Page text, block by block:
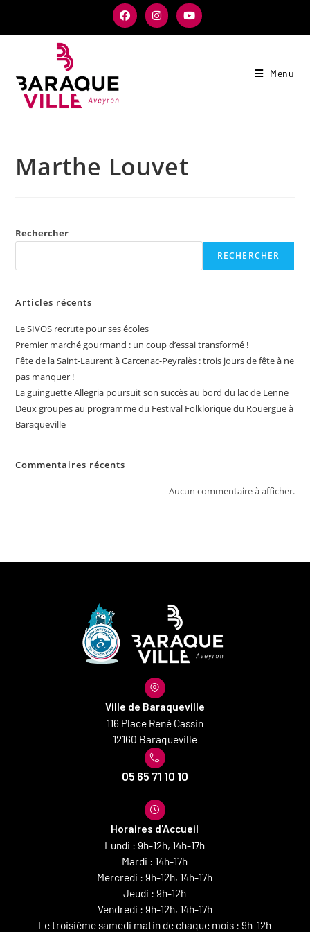
Menu
Marthe Louvet
Rechercher
RECHERCHER
Articles récents
Le SIVOS recrute pour ses écoles
Premier marché gourmand : un coup d’essai transformé !
Fête de la Saint-Laurent à Carcenac-Peyralès : trois jours de fête à ne
pas manquer !
La guinguette Allegria poursuit son succès au bord du lac de Lenne
Deux groupes au programme du Festival Folklorique du Rouergue à
Baraqueville
Commentaires récents
Aucun commentaire à afficher.
Ville de Baraqueville
116 Place René Cassin
12160 Baraqueville
05 65 71 10 10
Horaires d'Accueil
Lundi : 9h-12h, 14h-17h
Mardi : 14h-17h
Mercredi : 9h-12h, 14h-17h
Jeudi : 9h-12h
Vendredi : 9h-12h, 14h-17h
Le troisième samedi matin de chaque mois : 9h-12h